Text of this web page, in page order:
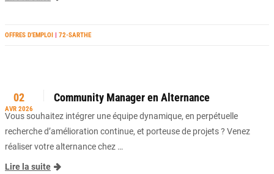
OFFRES D’EMPLOI | 72-SARTHE
02
AVR 2026
Community Manager en Alternance
Vous souhaitez intégrer une équipe dynamique, en perpétuelle
recherche d’amélioration continue, et porteuse de projets ? Venez
réaliser votre alternance chez …
Lire la suite